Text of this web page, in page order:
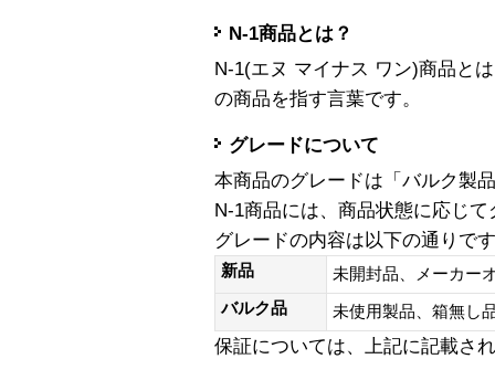
N-1商品とは？
N-1(エヌ マイナス ワン)商品と
の商品を指す言葉です。
グレードについて
本商品のグレードは「バルク製
N-1商品には、商品状態に応じ
グレードの内容は以下の通りで
新品
未開封品、メーカー
バルク品
未使用製品、箱無
保証については、上記に記載さ